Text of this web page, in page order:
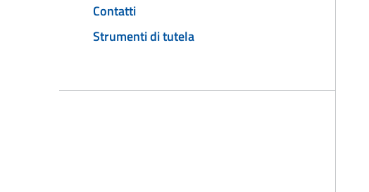
Contatti
Strumenti di tutela